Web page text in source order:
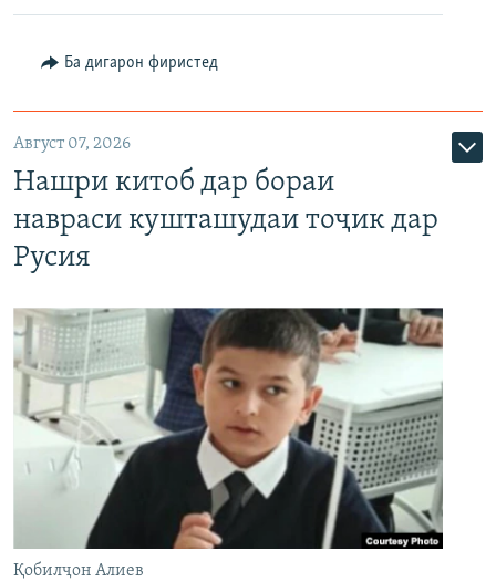
Ба дигарон фиристед
Август 07, 2026
Нашри китоб дар бораи
навраси кушташудаи тоҷик дар
Русия
Қобилҷон Алиев